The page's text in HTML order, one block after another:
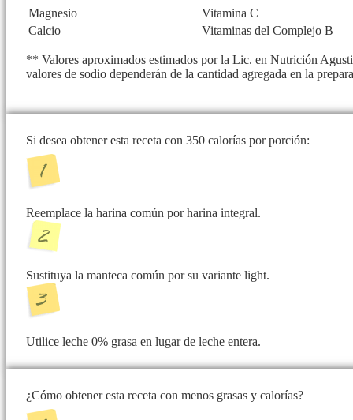
Magnesio
Vitamina C
Calcio
Vitaminas del Complejo B
** Valores aproximados estimados por la Lic. en Nutrición
valores de sodio dependerán de la cantidad agregada en la
Si desea obtener esta receta con 350 calorías por porción:
Reemplace la harina común por harina integral.
Sustituya la manteca común por su variante light.
Utilice leche 0% grasa en lugar de leche entera.
¿Cómo obtener esta receta con menos grasas y calorías?